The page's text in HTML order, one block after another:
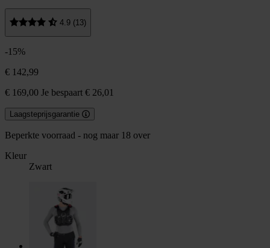
4.9 (13)
-15%
€ 142,99
€ 169,00 Je bespaart € 26,01
Laagsteprijsgarantie
Beperkte voorraad - nog maar 18 over
Kleur
Zwart